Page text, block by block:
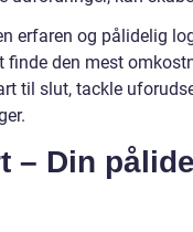
erfaren og pålidelig
den mest
til slut, tackle
– Din